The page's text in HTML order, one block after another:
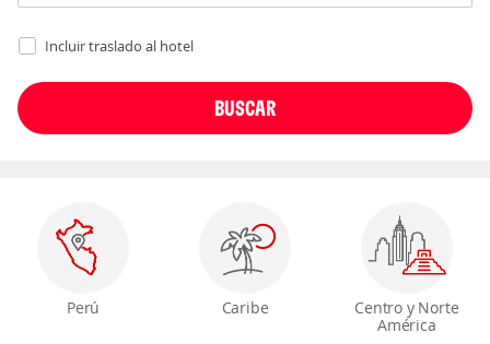
Incluir traslado al hotel
Perú Caribe
Centro y Norte
América